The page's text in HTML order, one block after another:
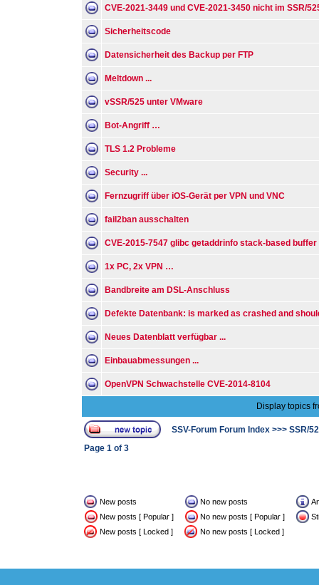
CVE-2021-3449 und CVE-2021-3450 nicht im SSR/
Sicherheitscode
Datensicherheit des Backup per FTP
Meltdown ...
vSSR/525 unter VMware
Bot-Angriff …
TLS 1.2 Probleme
Security ...
Fernzugriff über iOS-Gerät per VPN und VNC
fail2ban ausschalten
CVE-2015-7547 glibc getaddrinfo stack-based
1x PC, 2x VPN …
Bandbreite am DSL-Anschluss
Defekte Datenbank: is marked as crashed and
Neues Datenblatt verfügbar ...
Einbauabmessungen ...
OpenVPN Schwachstelle CVE-2014-8104
Display topics
SSV-Forum Forum Index >>> SSR/
Page 1 of 3
New posts No new posts
New posts [ Popular ]
No new posts [ Popular ]
New posts [ Locked ]
No new posts [ Locked ]